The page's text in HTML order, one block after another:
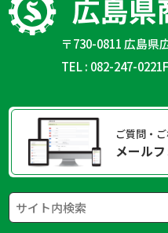
〒730-0811 広島県
TEL : 082-247-0221
ご質問・
メール